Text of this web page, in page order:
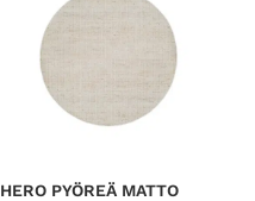
HERO PYÖREÄ MATTO